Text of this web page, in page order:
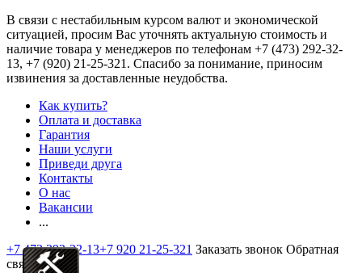
В связи с нестабильным курсом валют и экономической
ситуацией, просим Вас уточнять актуальную стоимость и
наличие товара у менеджеров по телефонам +7 (473) 292-32-
13, +7 (920) 21-25-321 . Спасибо за понимание, приносим
извинения за доставленные неудобства.
Как купить?
Оплата и доставка
Гарантия
Наши услуги
Приведи друга
Контакты
О нас
Вакансии
...
+7 473 292-32-13+7 920 21-25-321 Заказать звонок Обратная
связь